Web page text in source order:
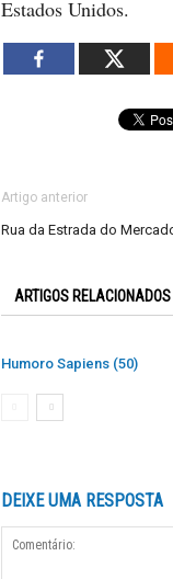
Estados Unidos.
Artigo anterior
Rua da Estrada do
ARTIGOS RELACIONADOS
Humoro Sapiens (50)
DEIXE UMA RESPOSTA